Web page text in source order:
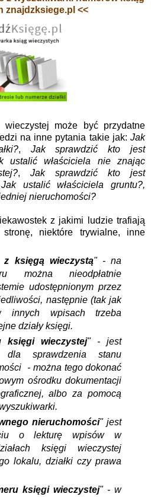
znajdzksiege.pl <<
może być przydatne
na inne pytania takie jak: Jak
, Jak sprawdzić kto jest
ustalić właściciela nie znając
, Jak sprawdzić kto jest
ustalić właściciela gruntu?,
nieruchomości?
z jakimi ludzie trafiają
niektóre trywialne, inne
księgą wieczystą" - na
można nieodpłatnie
udostępnionym przez
następnie (tak jak
innych wpisach trzeba
działy księgi.
księgi wieczystej" - jest
dla sprawdzenia stanu
- można tego dokonać
ośrodku dokumentacji
albo za pomocą
nieruchomości" jest
o lekturę wpisów w
księgi wieczystej
lokalu, działki czy prawa
księgi wieczystej" - w